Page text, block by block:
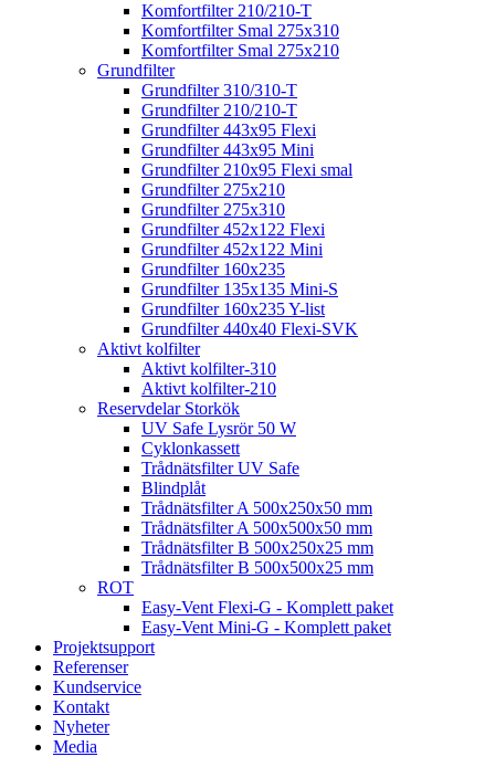
Komfortfilter 210/210-T
Komfortfilter Smal 275x310
Komfortfilter Smal 275x210
Grundfilter
Grundfilter 310/310-T
Grundfilter 210/210-T
Grundfilter 443x95 Flexi
Grundfilter 443x95 Mini
Grundfilter 210x95 Flexi smal
Grundfilter 275x210
Grundfilter 275x310
Grundfilter 452x122 Flexi
Grundfilter 452x122 Mini
Grundfilter 160x235
Grundfilter 135x135 Mini-S
Grundfilter 160x235 Y-list
Grundfilter 440x40 Flexi-SVK
Aktivt kolfilter
Aktivt kolfilter-310
Aktivt kolfilter-210
Reservdelar Storkök
UV Safe Lysrör 50 W
Cyklonkassett
Trådnätsfilter UV Safe
Blindplåt
Trådnätsfilter A 500x250x50 mm
Trådnätsfilter A 500x500x50 mm
Trådnätsfilter B 500x250x25 mm
Trådnätsfilter B 500x500x25 mm
ROT
Easy-Vent Flexi-G - Komplett paket
Easy-Vent Mini-G - Komplett paket
Projektsupport
Referenser
Kundservice
Kontakt
Nyheter
Media